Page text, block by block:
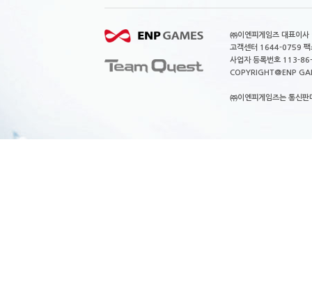
㈜이엔피게임즈 대표이
고객센터 1644-0759
사업자 등록번호 113-
COPYRIGHT@ENP
㈜이엔피게임즈는 통신판